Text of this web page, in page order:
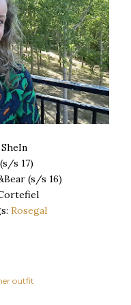
s 17)
(s/s 16)
Rosegal
outfit